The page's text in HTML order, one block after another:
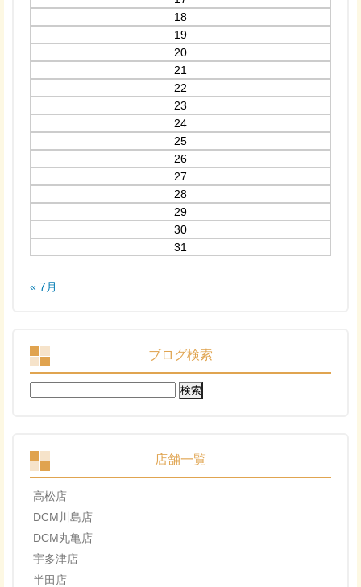
18
19
20
21
22
23
24
25
26
27
28
29
30
31
« 7月
ブログ検索
検
索:
店舗一覧
高松店
DCM川島店
DCM丸亀店
宇多津店
半田店